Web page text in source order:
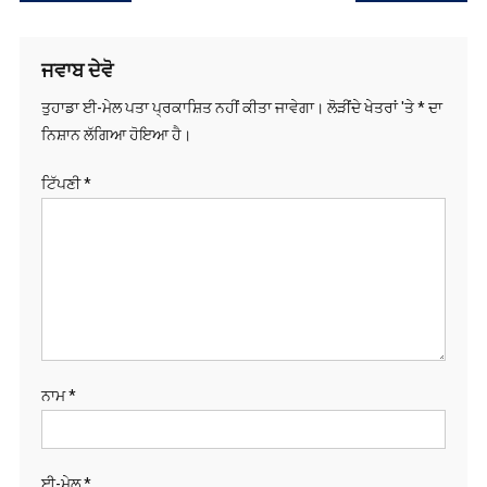
ਜਵਾਬ ਦੇਵੋ
ਤੁਹਾਡਾ ਈ-ਮੇਲ ਪਤਾ ਪ੍ਰਕਾਸ਼ਿਤ ਨਹੀਂ ਕੀਤਾ ਜਾਵੇਗਾ। ਲੋੜੀਂਦੇ ਖੇਤਰਾਂ 'ਤੇ*ਦਾ
ਨਿਸ਼ਾਨ ਲੱਗਿਆ ਹੋਇਆ ਹੈ।
ਟਿੱਪਣੀ*
ਨਾਮ*